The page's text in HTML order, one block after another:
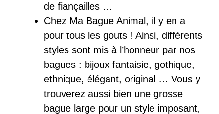
de fiançailles …
Chez Ma Bague Animal, il y en a
pour tous les gouts ! Ainsi, différents
styles sont mis à l’honneur par nos
bagues : bijoux fantaisie, gothique,
ethnique, élégant, original … Vous y
trouverez aussi bien une grosse
bague large pour un style imposant,